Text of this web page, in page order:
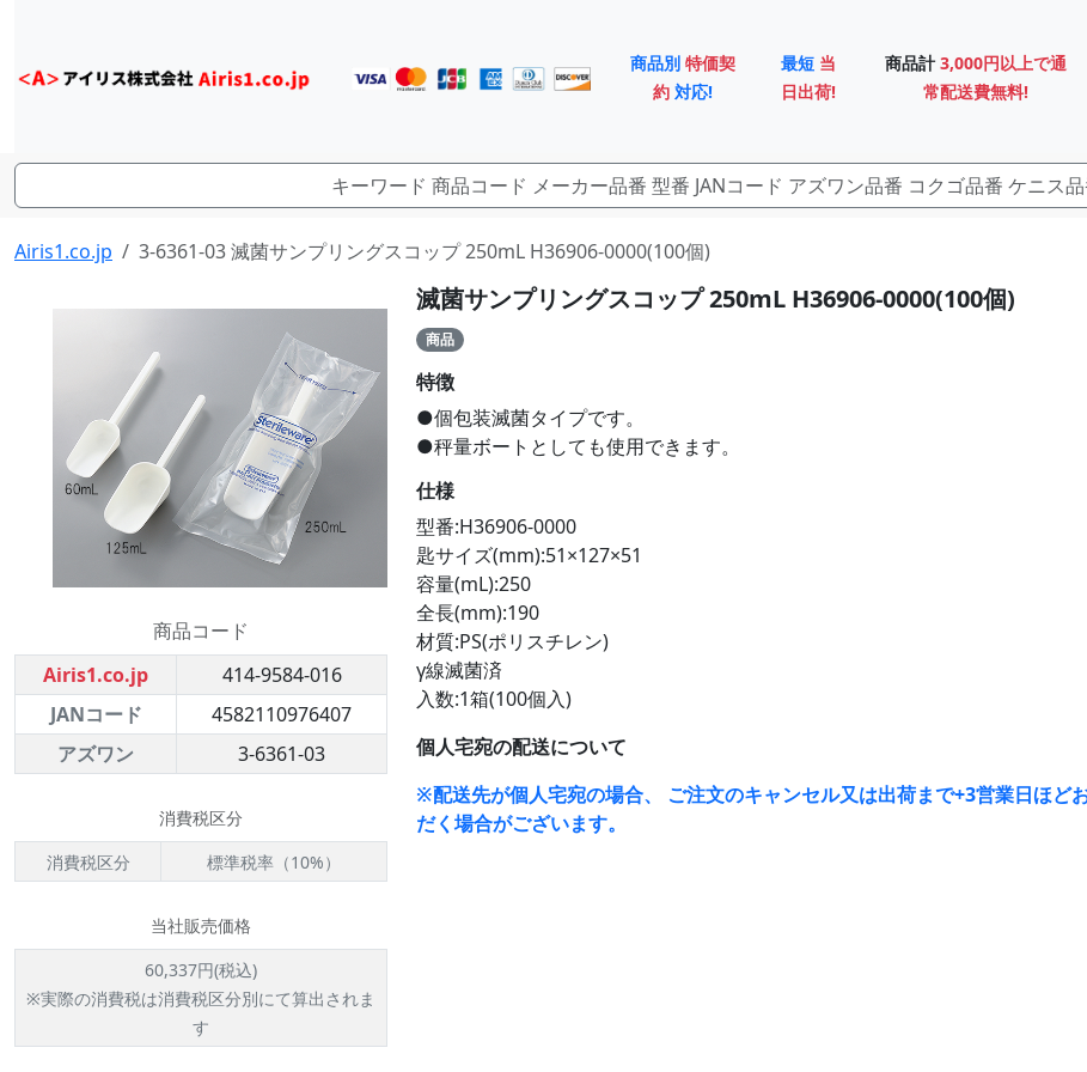
商品別 特価契
約 対応!
最短 当
日出荷!
商品計 3,000円以上で通
常配送費無料!
Airis1.co.jp 3-6361-03 滅菌サンプリングスコップ 250mL H36906-0000(100個)
商品コード
Airis1.co.jp
414-9584-016
JANコード
4582110976407
アズワン
3-6361-03
消費税区分
消費税区分
標準税率（10%）
当社販売価格
60,337円(税込)
※実際の消費税は消費税区分別にて算出されま
す
滅菌サンプリングスコップ 250mL H36906-0000(100個)
商品
特徴
●個包装滅菌タイプです。
●秤量ボートとしても使用できます。
仕様
型番:H36906-0000
匙サイズ(mm):51×127×51
容量(mL):250
全長(mm):190
材質:PS(ポリスチレン)
γ線滅菌済
入数:1箱(100個入)
個人宅宛の配送について
※配送先が個人宅宛の場合、 ご注文のキャンセル又は出荷まで+3営業日ほど
だく場合がございます。